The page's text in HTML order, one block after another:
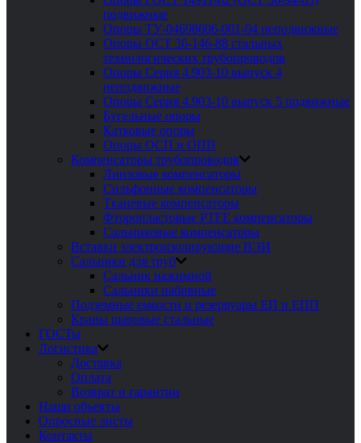
подвижные
Опоры ТУ-04698606-001-04 неподвижные
Опоры ОСТ 36-146-88 стальных
технологических трубопроводов
Опоры Серия 4.903-10 выпуск 4
неподвижные
Опоры Серия 4.903-10 выпуск 5 подвижные
Бугельные опоры
Катковые опоры
Опоры ОСП и ОПП
Компенсаторы трубопроводов
Линзовые компенсаторы
Сильфонные компенсаторы
Тканевые компенсаторы
Фторопластовые PTFE компенсаторы
Сальниковые компенсаторы
Вставки электроизолирующие ВЭИ
Сальники для труб
Сальник нажимной
Сальники набивные
Подземные емкости и резервуары ЕП и ЕПП
Краны шаровые стальные
ГОСТы
Логистика
Доставка
Оплата
Возврат и гарантии
Наши объекты
Опросные листы
Контакты